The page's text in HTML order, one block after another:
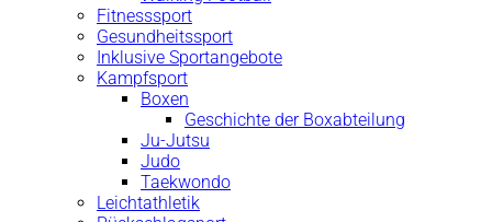
Fitnesssport
Gesundheitssport
Inklusive Sportangebote
Kampfsport
Boxen
Geschichte der Boxabteilung
Ju-Jutsu
Judo
Taekwondo
Leichtathletik